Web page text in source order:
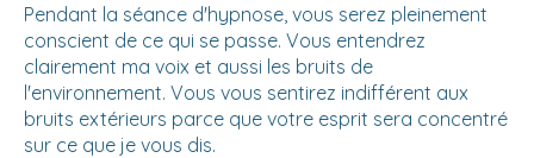
Pendant la séance d'hypnose, vous serez pleinement
conscient de ce qui se passe. Vous entendrez
clairement ma voix et aussi les bruits de
l'environnement. Vous vous sentirez indifférent aux
bruits extérieurs parce que votre esprit sera concentré
sur ce que je vous dis.